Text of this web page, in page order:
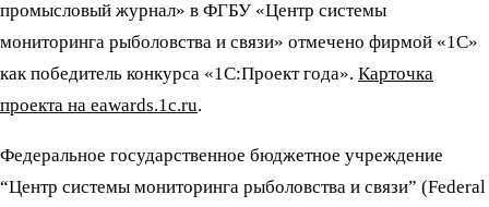
промысловый журнал» в ФГБУ «Центр системы
мониторинга рыболовства и связи» отмечено фирмой «1С»
как победитель конкурса «1С:Проект года». Карточка
проекта на eawards.1c.ru.
Федеральное государственное бюджетное учреждение
“Центр системы мониторинга рыболовства и связи” (Federal